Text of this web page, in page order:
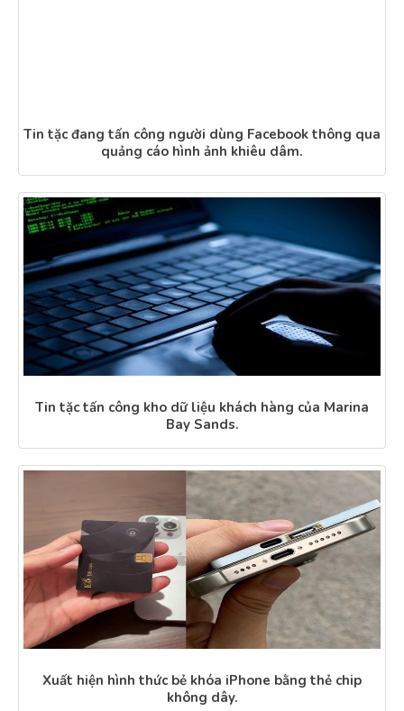
Tin tặc đang tấn công người dùng Facebook thông qua
quảng cáo hình ảnh khiêu dâm.
Tin tặc tấn công kho dữ liệu khách hàng của Marina
Bay Sands.
Xuất hiện hình thức bẻ khóa iPhone bằng thẻ chip
không dây.